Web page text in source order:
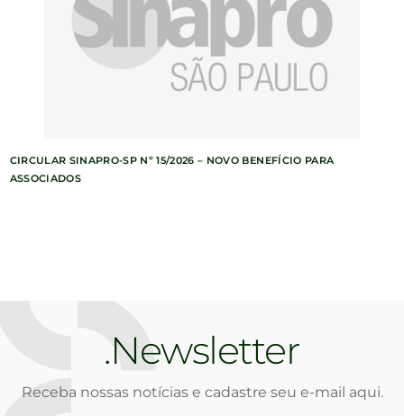
CIRCULAR SINAPRO-SP Nº 15/2026 – NOVO BENEFÍCIO PARA
ASSOCIADOS
Newsletter
Receba nossas notícias e cadastre seu e-mail aqui.